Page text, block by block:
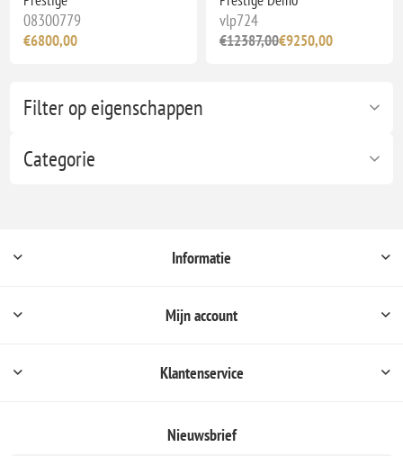
Filter op eigenschappen
Categorie
08300779
€6800,00
vlp724
€12387,00€9250,00
Informatie
Mijn account
Klantenservice
Nieuwsbrief